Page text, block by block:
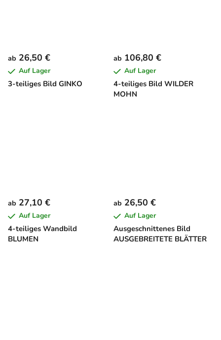
3-teiliges Bild GINKO
ab 26,50 €
Auf Lager
4-teiliges Bild WILDER
MOHN
ab 106,80 €
Auf Lager
4-teiliges Wandbild
BLUMEN
ab 27,10 €
Auf Lager
Ausgeschnittenes Bild
AUSGEBREITETE BLÄTTER
ab 26,50 €
Auf Lager